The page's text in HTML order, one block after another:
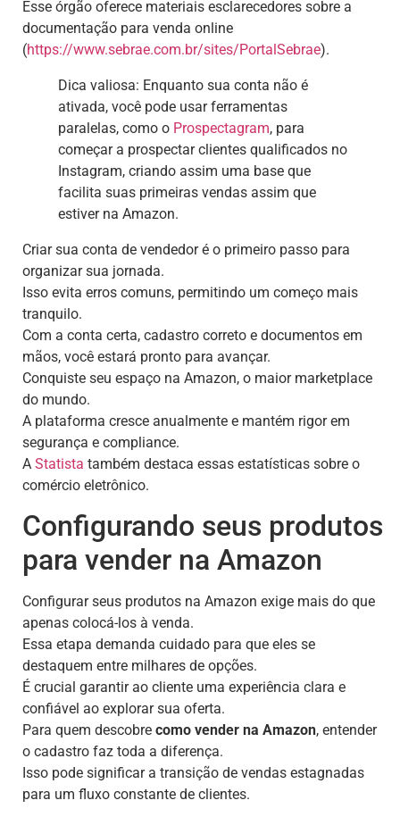
Esse órgão oferece materiais esclarecedores sobre a
documentação para venda online
(https://www.sebrae.com.br/sites/PortalSebrae).
Dica valiosa: Enquanto sua conta não é
ativada, você pode usar ferramentas
paralelas, como o Prospectagram, para
começar a prospectar clientes qualificados no
Instagram, criando assim uma base que
facilita suas primeiras vendas assim que
estiver na Amazon.
Criar sua conta de vendedor é o primeiro passo para
organizar sua jornada.
Isso evita erros comuns, permitindo um começo mais
tranquilo.
Com a conta certa, cadastro correto e documentos em
mãos, você estará pronto para avançar.
Conquiste seu espaço na Amazon, o maior marketplace
do mundo.
A plataforma cresce anualmente e mantém rigor em
segurança e compliance.
A Statista também destaca essas estatísticas sobre o
comércio eletrônico.
Configurando seus produtos
para vender na Amazon
Configurar seus produtos na Amazon exige mais do que
apenas colocá-los à venda.
Essa etapa demanda cuidado para que eles se
destaquem entre milhares de opções.
É crucial garantir ao cliente uma experiência clara e
confiável ao explorar sua oferta.
Para quem descobre como vender na Amazon, entender
o cadastro faz toda a diferença.
Isso pode significar a transição de vendas estagnadas
para um fluxo constante de clientes.